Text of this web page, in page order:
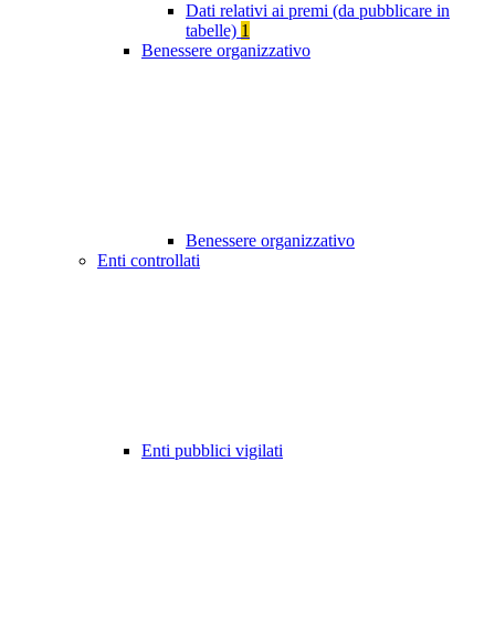
Dati relativi ai premi (da pubblicare in
tabelle) 1
Benessere organizzativo
Benessere organizzativo
Enti controllati
Enti pubblici vigilati